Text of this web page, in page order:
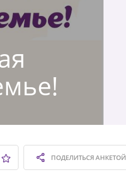
ПОДЕЛИТЬСЯАНКЕТОЙ